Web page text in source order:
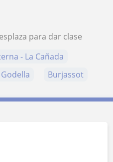
para dar clase
- La Cañada
Godella Burjassot